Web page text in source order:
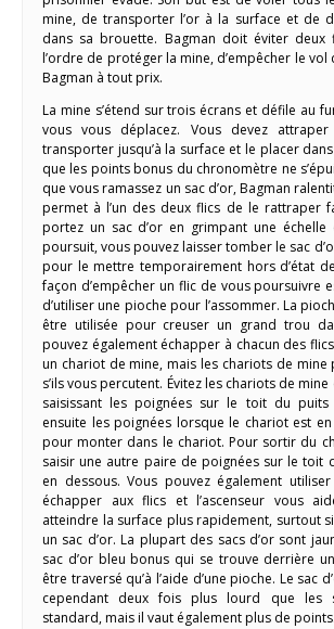
mine, de transporter l’or à la surface et de
dans sa brouette. Bagman doit éviter
l’ordre de protéger la mine, d’empêcher le vol
Bagman à tout prix.
La mine s’étend sur trois écrans et défile au
vous vous déplacez. Vous devez
transporter jusqu’à la surface et le placer
que les points bonus du chronomètre ne
que vous ramassez un sac d’or, Bagman
permet à l’un des deux flics de le rattraper
portez un sac d’or en grimpant une échelle
poursuit, vous pouvez laisser tomber le sac
pour le mettre temporairement hors d’état
façon d’empêcher un flic de vous poursuivre
d’utiliser une pioche pour l’assommer. La
être utilisée pour creuser un grand trou
pouvez également échapper à chacun des
un chariot de mine, mais les chariots de mine
s’ils vous percutent. Évitez les chariots de
saisissant les poignées sur le toit du puits
ensuite les poignées lorsque le chariot est
pour monter dans le chariot. Pour sortir du
saisir une autre paire de poignées sur le toit
en dessous. Vous pouvez également utiliser
échapper aux flics et l’ascenseur vous
atteindre la surface plus rapidement, surtout
un sac d’or. La plupart des sacs d’or sont
sac d’or bleu bonus qui se trouve derrière
être traversé qu’à l’aide d’une pioche. Le sac
cependant deux fois plus lourd que les
standard, mais il vaut également plus de points.